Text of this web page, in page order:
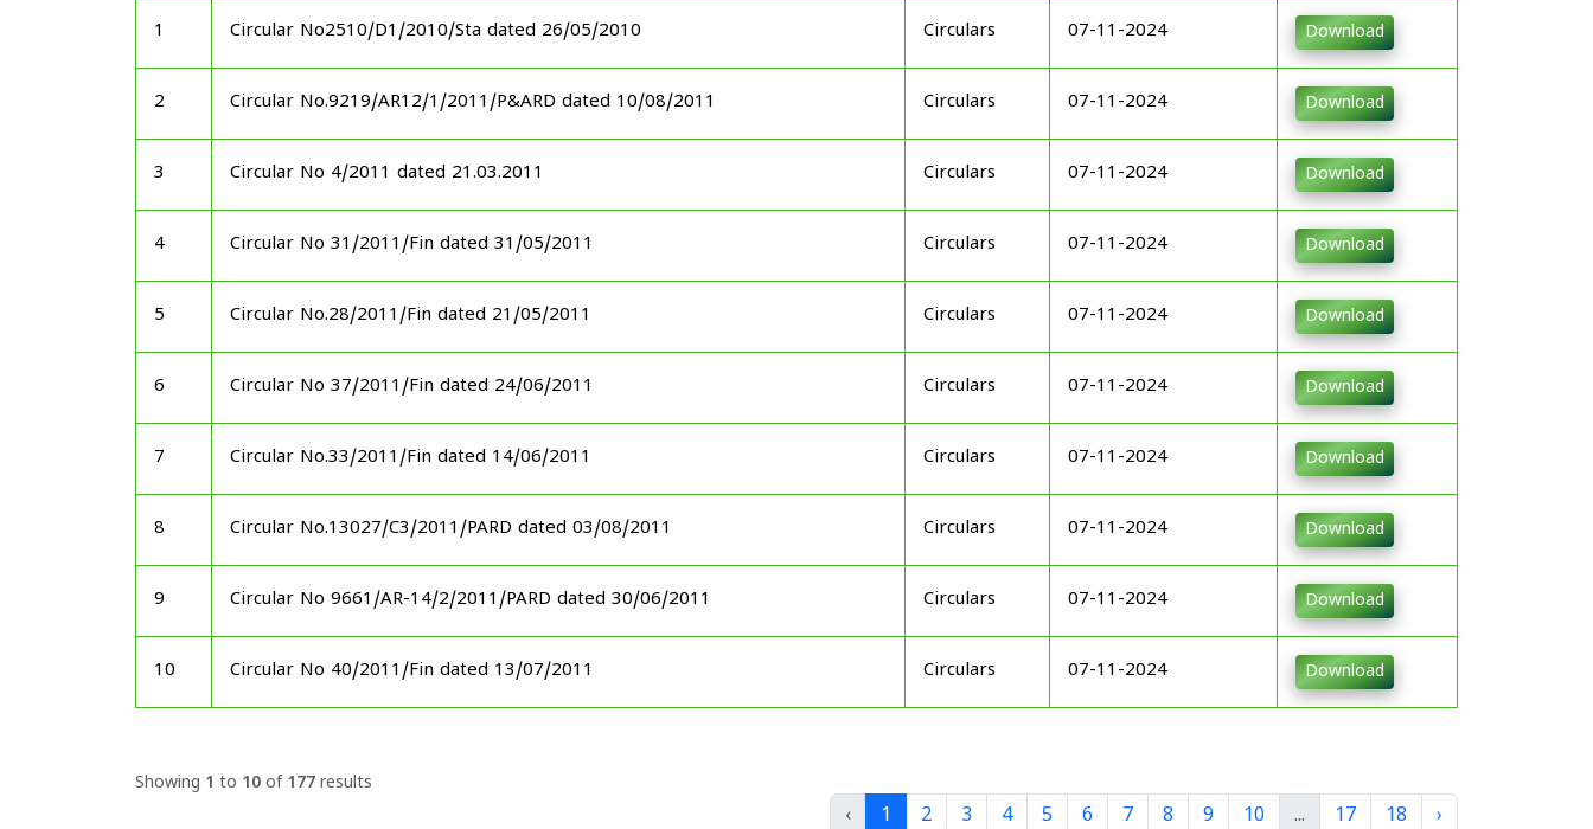
1 Circular No2510/D1/2010/Sta dated 26/05/2010 Circulars 07-11-2024 Download
2 Circular No.9219/AR12/1/2011/P&ARD dated 10/08/2011 Circulars 07-11-2024 Download
3 Circular No 4/2011 dated 21.03.2011 Circulars 07-11-2024 Download
4 Circular No 31/2011/Fin dated 31/05/2011 Circulars 07-11-2024 Download
5 Circular No.28/2011/Fin dated 21/05/2011 Circulars 07-11-2024 Download
6 Circular No 37/2011/Fin dated 24/06/2011 Circulars 07-11-2024 Download
7 Circular No.33/2011/Fin dated 14/06/2011 Circulars 07-11-2024 Download
8 Circular No.13027/C3/2011/PARD dated 03/08/2011 Circulars 07-11-2024 Download
9 Circular No 9661/AR-14/2/2011/PARD dated 30/06/2011 Circulars 07-11-2024 Download
10 Circular No 40/2011/Fin dated 13/07/2011 Circulars 07-11-2024 Download
Showing 1 to 10 of 177 results
‹ 1 2 3 4 5 6 7 8 9 10 ... 17 18 ›